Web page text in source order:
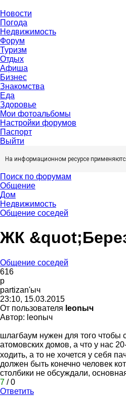
Новости
Погода
Недвижимость
Форум
Туризм
Отдых
Афиша
Бизнес
Знакомства
Еда
Здоровье
Мои фотоальбомы
Настройки форумов
Паспорт
Выйти
На информационном ресурсе
Поиск по форумам
Общение
Дом
Недвижимость
Общение соседей
ЖК
Общение соседей
616
p
partizan'ыч
23:10, 15.03.2015
От пользователя leonыч
Автор: leonыч
шлагбаум нужен для того чтобы
атомовских домов, а что у нас
ходить, а то не хочется у себя
должен быть конечно человек
столбики не обсуждали,
7 /0
Ответить